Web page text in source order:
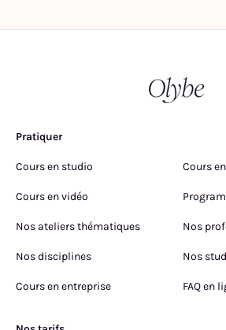
Pratiquer
Cours en studio Cours
Cours en vidéo
Nos ateliers thématiques Nos
Nos disciplines Nos
Cours en entreprise FAQ en